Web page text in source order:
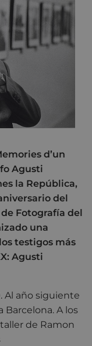
d’un
Agusti
la República,
del
Fotografía del
una
testigos más
Agusti
Al año siguiente
Barcelona. A los
de Ramon